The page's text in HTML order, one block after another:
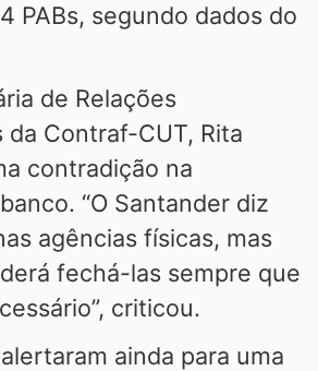
PABs, segundo dados do
de Relações
da Contraf-CUT, Rita
contradição na
“O Santander diz
agências físicas, mas
fechá-las sempre que
criticou.
ainda para uma